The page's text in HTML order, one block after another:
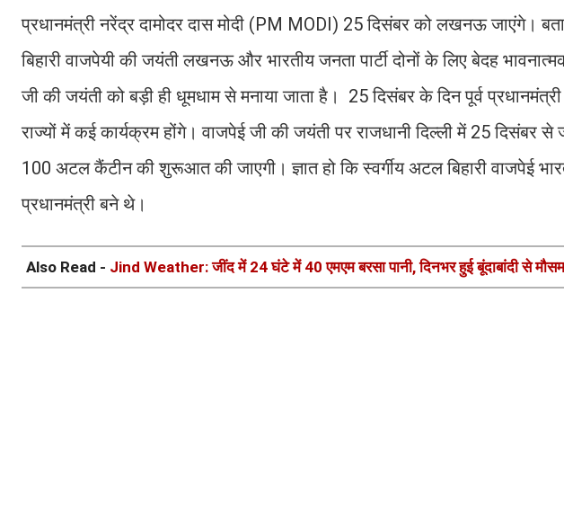
प्रधानमंत्री नरेंद्र दामोदर दास मोदी (PM MODI) 25 दिसंबर को लखनऊ जाएंगे।
बिहारी वाजपेयी की जयंती लखनऊ और भारतीय जनता पार्टी दोनों के लिए बेदह
जी की जयंती को बड़ी ही धूमधाम से मनाया जाता है। 25 दिसंबर के दिन पूर्व
राज्‍यों में कई कार्यक्रम होंगे। वाजपेई जी की जयंती पर राजधानी दिल्‍ली में 25
100 अटल कैंटीन की शुरूआत की जाएगी। ज्ञात हो कि स्वर्गीय अटल बिहारी वाजपेई
प्रधानमंत्री बने थे।
Also Read - Jind Weather: जींद में 24 घंटे में 40 एमएम बरसा पानी, दिनभर हुई बूंदाबांदी से